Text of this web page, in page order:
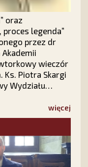
oraz
proces legenda”
przez dr
wieczór
Ks. Piotra Skargi
Wydziału
w pasjonującą
swoją
osobiście
opowiadał.
więcej